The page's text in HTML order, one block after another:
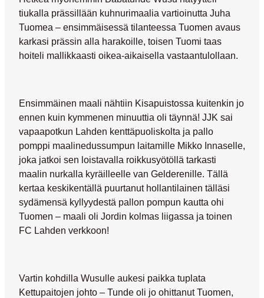
tiukalla prässillään kuhnurimaalia vartioinutta Juha
Tuomea – ensimmäisessä tilanteessa Tuomen avaus
karkasi prässin alla harakoille, toisen Tuomi taas
hoiteli mallikkaasti oikea-aikaisella vastaantulollaan.
Ensimmäinen maali nähtiin Kisapuistossa kuitenkin jo
ennen kuin kymmenen minuuttia oli täynnä! JJK sai
vapaapotkun Lahden kenttäpuoliskolta ja pallo
pomppi maalinedussumpun laitamille Mikko Innaselle,
joka jatkoi sen loistavalla roikkusyötöllä tarkasti
maalin nurkalla kyräilleelle van Gelderenille. Tällä
kertaa keskikentällä puurtanut hollantilainen tälläsi
sydämensä kyllyydestä pallon pompun kautta ohi
Tuomen – maali oli Jordin kolmas liigassa ja toinen
FC Lahden verkkoon!
Vartin kohdilla Wusulle aukesi paikka tuplata
Kettupaitojen johto – Tunde oli jo ohittanut Tuomen,